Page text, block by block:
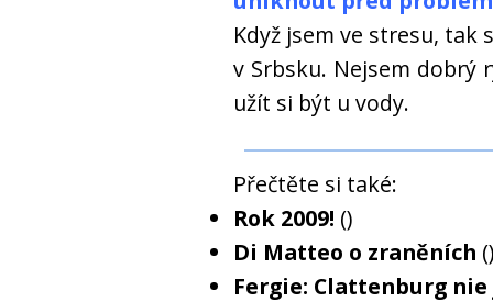
Když jsem ve stresu, tak
v Srbsku. Nejsem dobrý
užít si být u vody.
Přečtěte si také:
Rok 2009! ()
Di Matteo o zraněních ()
Fergie: Clattenburg